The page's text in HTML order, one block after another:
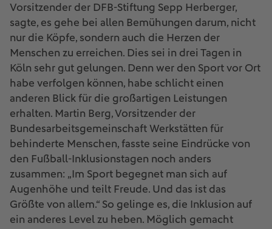
Vorsitzender der DFB-Stiftung Sepp Herberger,
sagte, es gehe bei allen Bemühungen darum, nicht
nur die Köpfe, sondern auch die Herzen der
Menschen zu erreichen. Dies sei in drei Tagen in
Köln sehr gut gelungen. Denn wer den Sport vor Ort
habe verfolgen können, habe schlicht einen
anderen Blick für die großartigen Leistungen
erhalten. Martin Berg, Vorsitzender der
Bundesarbeitsgemeinschaft Werkstätten für
behinderte Menschen, fasste seine Eindrücke von
den Fußball-Inklusionstagen noch anders
zusammen: „Im Sport begegnet man sich auf
Augenhöhe und teilt Freude. Und das ist das
Größte von allem.“ So gelinge es, die Inklusion auf
ein anderes Level zu heben. Möglich gemacht